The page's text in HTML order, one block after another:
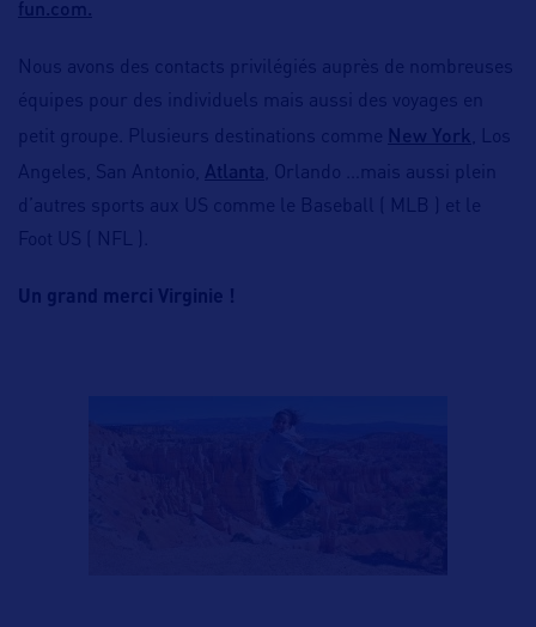
fun.com.
Nous avons des contacts privilégiés auprès de nombreuses
équipes pour des individuels mais aussi des voyages en
petit groupe. Plusieurs destinations comme New York
, Los
Angeles, San Antonio, Atlanta , Orlando …mais aussi plein
d’autres sports aux US comme le Baseball ( MLB ) et le
Foot US ( NFL ).
Un grand merci Virginie !